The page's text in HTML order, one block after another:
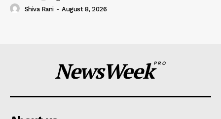
Shiva Rani - August 8, 2026
NewsWeekPRO